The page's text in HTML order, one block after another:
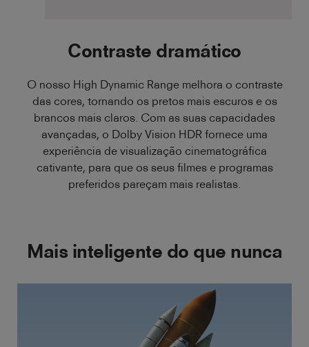
Contraste dramático
O nosso High Dynamic Range melhora o contraste
das cores, tornando os pretos mais escuros e os
brancos mais claros. Com as suas capacidades
avançadas, o Dolby Vision HDR fornece uma
experiência de visualização cinematográfica
cativante, para que os seus filmes e programas
preferidos pareçam mais realistas.
Mais inteligente do que nunca